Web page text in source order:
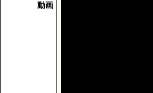
動画